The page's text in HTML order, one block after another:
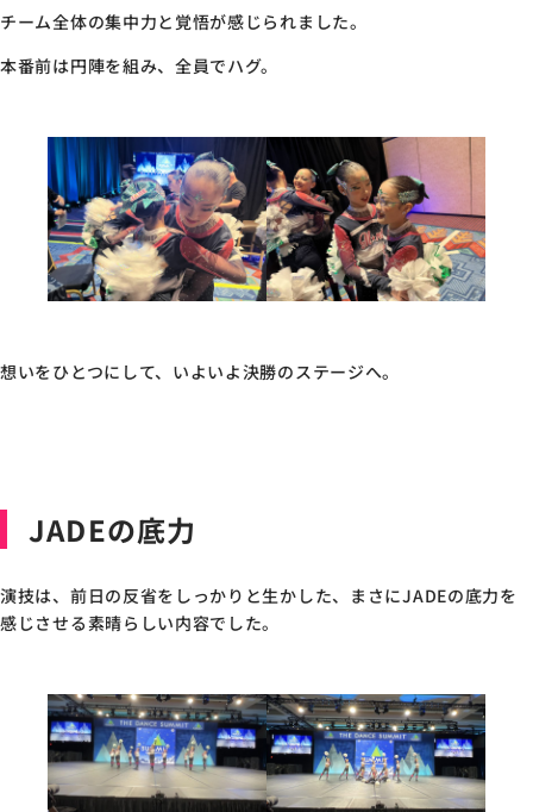
チーム全体の集中力と覚悟が感じられました。
本番前は円陣を組み、全員でハグ。
想いをひとつにして、いよいよ決勝のステージへ。
JADEの底力
演技は、前日の反省をしっかりと生かした、まさにJADEの底力を
感じさせる素晴らしい内容でした。